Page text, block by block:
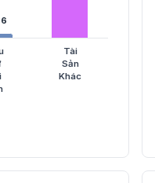
Tài
Sản
Khác